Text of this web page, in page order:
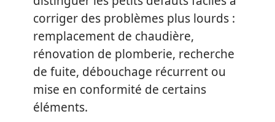
corriger des problèmes plus lourds :
remplacement de chaudière,
rénovation de plomberie, recherche
de fuite, débouchage récurrent ou
mise en conformité de certains
éléments.